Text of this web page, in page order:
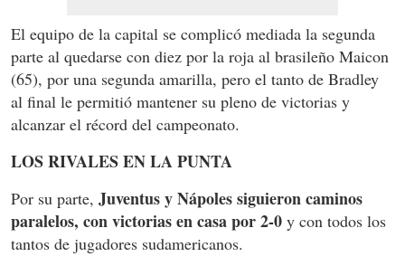
El equipo de la capital se complicó mediada la segunda
parte al quedarse con diez por la roja al brasileño Maicon
(65), por una segunda amarilla, pero el tanto de Bradley
al final le permitió mantener su pleno de victorias y
alcanzar el récord del campeonato.
LOS RIVALES EN LA PUNTA
Por su parte, Juventus y Nápoles siguieron caminos
paralelos, con victorias en casa por 2-0 y con todos los
tantos de jugadores sudamericanos.